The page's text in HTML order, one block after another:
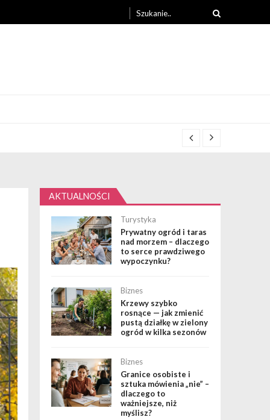
for:
AKTUALNOŚCI
Turystyka
Prywatny ogród i taras
nad morzem – dlaczego
to serce prawdziwego
wypoczynku?
Biznes
Krzewy szybko
rosnące — jak zmienić
pustą działkę w zielony
ogród w kilka sezonów
Biznes
Granice osobiste i
sztuka mówienia „nie” –
dlaczego to
ważniejsze, niż
myślisz?